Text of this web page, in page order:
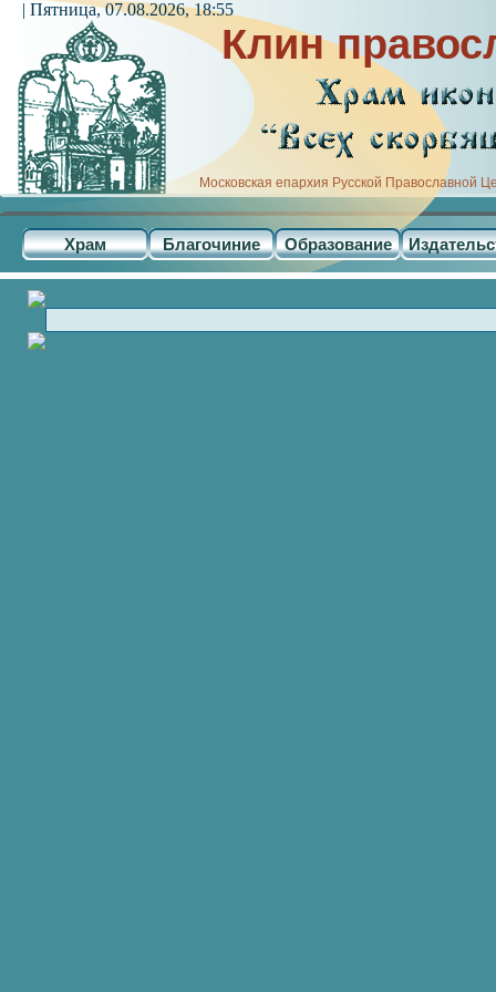
Клин
Московская епархия Русской Православной
Храм Благочиние Образование
| Пятница, 07.08.2026, 18:55